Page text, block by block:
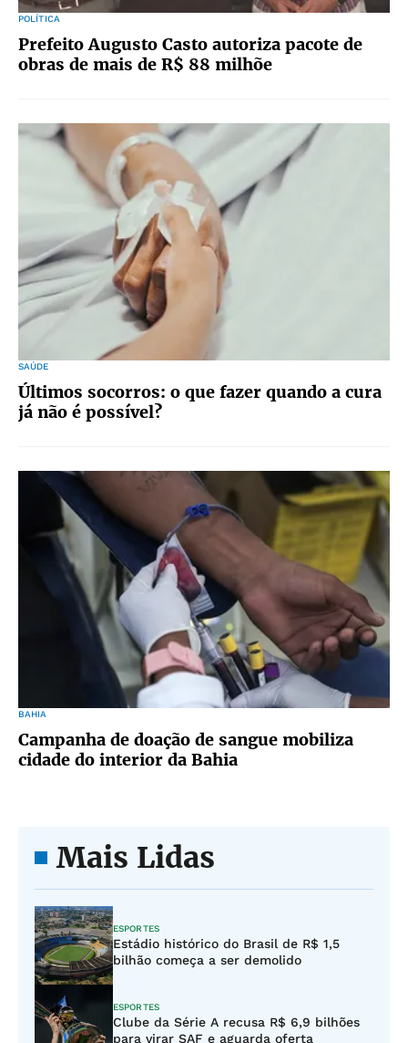
POLÍTICA
Prefeito Augusto Casto autoriza pacote de
obras de mais de R$ 88 milhõe
SAÚDE
Últimos socorros: o que fazer quando a cura
já não é possível?
BAHIA
Campanha de doação de sangue mobiliza
cidade do interior da Bahia
Mais Lidas
ESPORTES
Estádio histórico do Brasil de R$ 1,5
bilhão começa a ser demolido
ESPORTES
Clube da Série A recusa R$ 6,9 bilhões
para virar SAF e aguarda oferta